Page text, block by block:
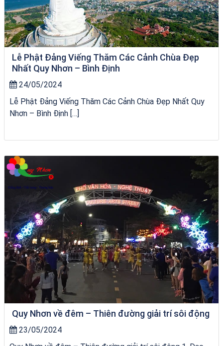
Lễ Phật Đảng Viếng Thăm Các Cảnh Chùa Đẹp
Nhất Quy Nhơn – Bình Định
24/05/2024
Lễ Phật Đảng Viếng Thăm Các Cảnh Chùa Đẹp Nhất Quy
Nhơn – Bình Định […]
Quy Nhơn về đêm – Thiên đường giải trí sôi động
23/05/2024